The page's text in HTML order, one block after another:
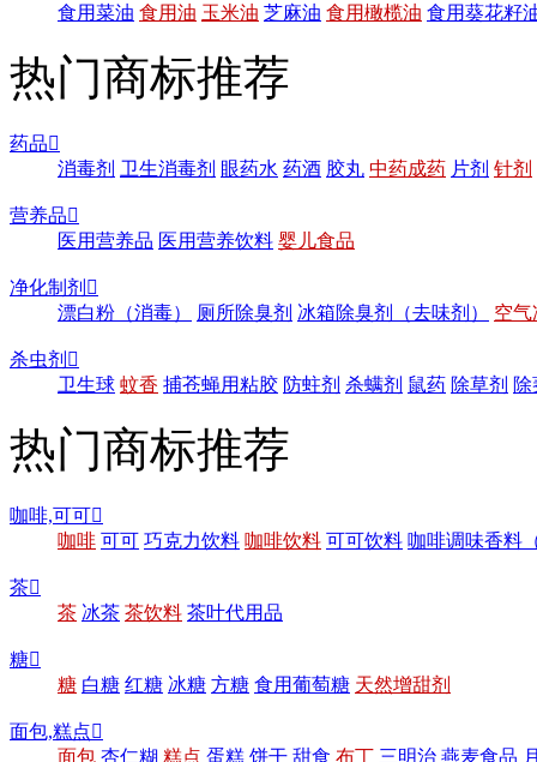
食用菜油 食用油 玉米油 芝麻油 食用橄榄油 食用葵花籽
热门商标推荐
药品
消毒剂 卫生消毒剂 眼药水 药酒 胶丸 中药成药 片剂 针剂
营养品
医用营养品 医用营养饮料 婴儿食品
净化制剂 
漂白粉（消毒）
厕所除臭剂 冰箱除臭剂（去味剂） 空气
杀虫剂 
卫生球 蚊香 捕苍蝇用粘胶 防蛀剂 杀螨剂 鼠药 除草剂
热门商标推荐
咖啡,可可
咖啡 可可 巧克力饮料 咖啡饮料 可可饮料 咖啡调味香料
茶
茶 冰茶 茶饮料 茶叶代用品
糖
糖 白糖 红糖 冰糖 方糖 食用葡萄糖 天然增甜剂
面包,糕点
面包 杏仁糊 糕点 蛋糕 饼干 甜食 布丁 三明治 燕麦食品